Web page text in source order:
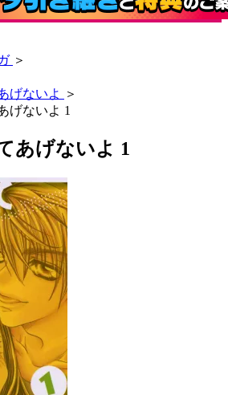
＞
げないよ
＞
げないよ 1
あげないよ 1